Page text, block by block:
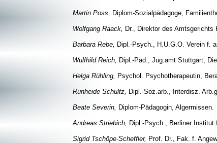
Martin Poss, Diplom-Sozialpädagoge,
Wolfgang Raack, Dr., Direktor des Amtsgerichts
Barbara Rebe, Dipl.-Psych., H.U.G.O. Verein f.
Wulfhild Reich, Dipl.-Päd., Jug.amt Stuttgart,
Helga Rühling, Psychol. Psychotherapeutin,
Runheide Schultz, Dipl.-Soz.arb., Interdisz.
Beate Severin, Diplom-Pädagogin, Algermissen.
Andreas Striebich, Dipl.-Psych., Berliner Institut
Sigrid Tschöpe-Scheffler, Prof. Dr., Fak. f.